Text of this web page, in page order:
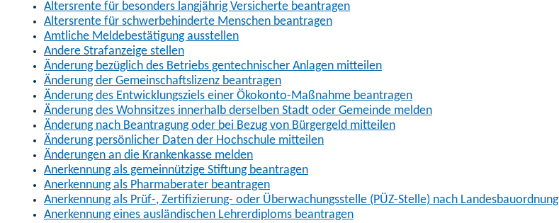
Altersrente für besonders langjährig Versicherte beantragen
Altersrente für schwerbehinderte Menschen beantragen
Amtliche Meldebestätigung ausstellen
Andere Strafanzeige stellen
Änderung bezüglich des Betriebs gentechnischer Anlagen mitteilen
Änderung der Gemeinschaftslizenz beantragen
Änderung des Entwicklungsziels einer Ökokonto-Maßnahme beantragen
Änderung des Wohnsitzes innerhalb derselben Stadt oder Gemeinde melden
Änderung nach Beantragung oder bei Bezug von Bürgergeld mitteilen
Änderung persönlicher Daten der Hochschule mitteilen
Änderungen an die Krankenkasse melden
Anerkennung als gemeinnützige Stiftung beantragen
Anerkennung als Pharmaberater beantragen
Anerkennung als Prüf-, Zertifizierung- oder Überwachungsstelle (PÜZ-Stelle) nach Landesbauordnung
Anerkennung eines ausländischen Lehrerdiploms beantragen